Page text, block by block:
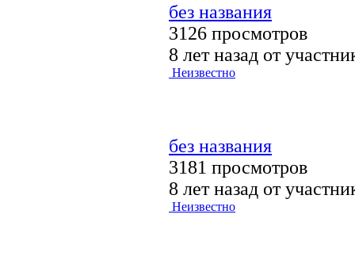
без названия
3126 просмотров
8 лет назад от
Неизвестно
без названия
3181 просмотров
8 лет назад от
Неизвестно